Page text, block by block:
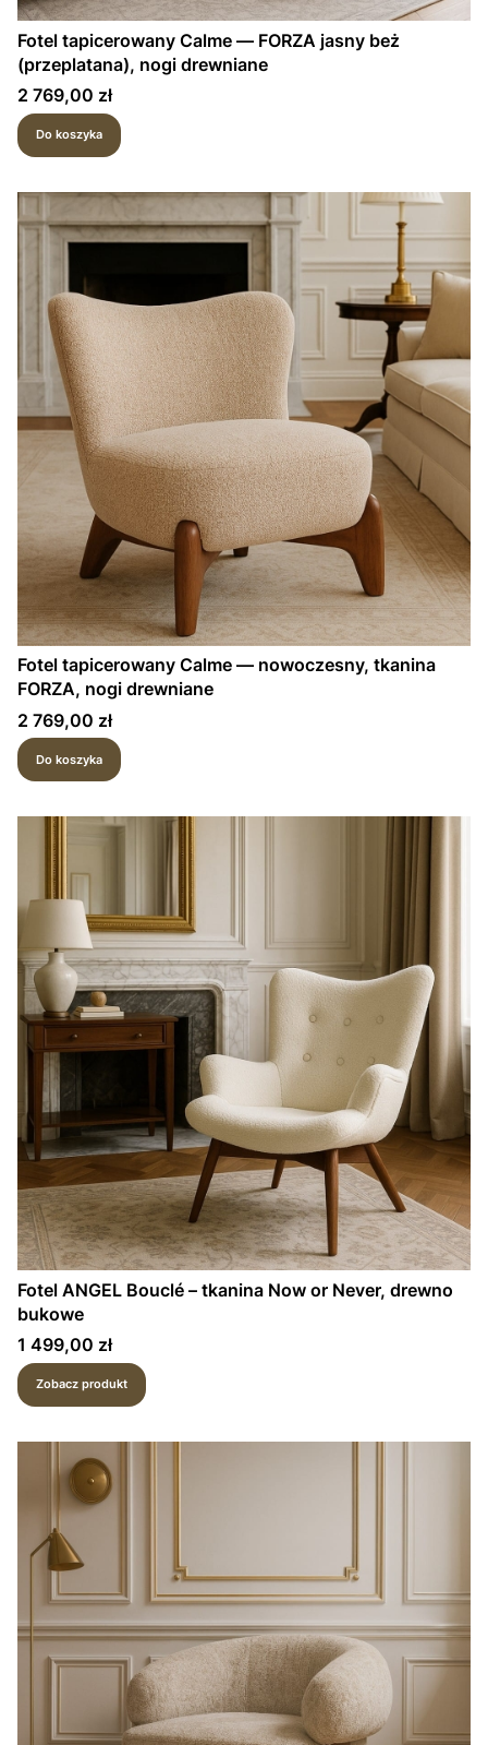
Fotel tapicerowany Calme — FORZA jasny beż
(przeplatana), nogi drewniane
Cena
2 769,00 zł
Do koszyka
Fotel tapicerowany Calme — nowoczesny, tkanina
FORZA, nogi drewniane
Cena
2 769,00 zł
Do koszyka
Fotel ANGEL Bouclé – tkanina Now or Never, drewno
bukowe
Cena
1 499,00 zł
Zobacz produkt